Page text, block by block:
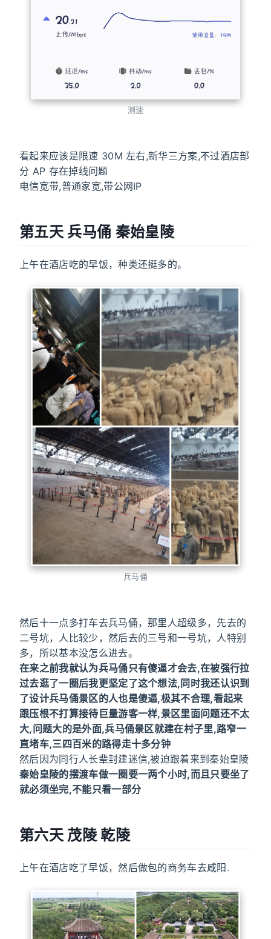
测速
看起来应该是限速 30M 左右,新华三方案,不过酒店部
分 AP 存在掉线问题
电信宽带,普通家宽,带公网IP
第五天 兵马俑 秦始皇陵
上午在酒店吃的早饭，种类还挺多的。
兵马俑
然后十一点多打车去兵马俑，那里人超级多，先去的
二号坑，人比较少，然后去的三号和一号坑，人特别
多，所以基本没怎么进去。
在来之前我就认为兵马俑只有傻逼才会去,在被强行拉
过去逛了一圈后我更坚定了这个想法,同时我还认识到
了设计兵马俑景区的人也是傻逼,极其不合理,看起来
跟压根不打算接待巨量游客一样,景区里面问题还不太
大,问题大的是外面,兵马俑景区就建在村子里,路窄一
直堵车,三四百米的路得走十多分钟
然后因为同行人长辈封建迷信,被迫跟着来到秦始皇陵
秦始皇陵的摆渡车做一圈要一两个小时,而且只要坐了
就必须坐完,不能只看一部分
第六天 茂陵 乾陵
上午在酒店吃了早饭，然后做包的商务车去咸阳.